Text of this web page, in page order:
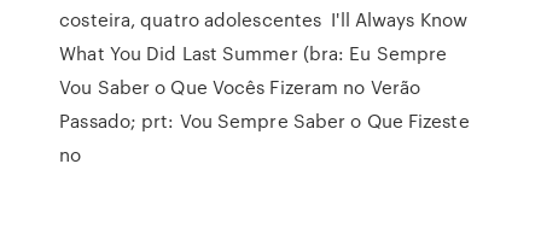
costeira, quatro adolescentes I'll Always Know
What You Did Last Summer (bra: Eu Sempre
Vou Saber o Que Vocês Fizeram no Verão
Passado; prt: Vou Sempre Saber o Que Fizeste
no